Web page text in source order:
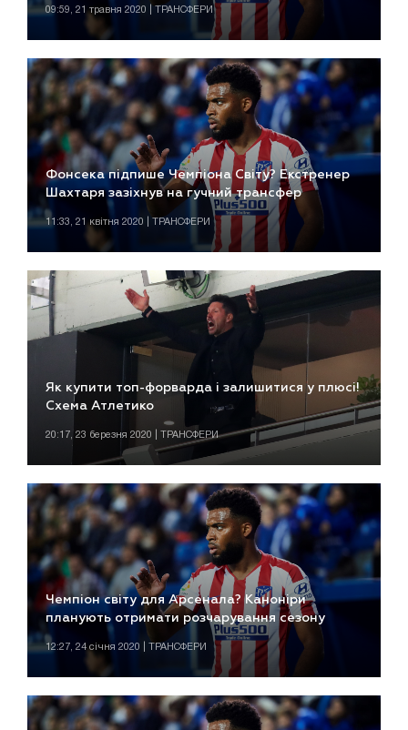
09:59, 21 травня 2020 | ТРАНСФЕРИ
Фонсека підпише Чемпіона Світу? Екстренер
Шахтаря зазіхнув на гучний трансфер
11:33, 21 квітня 2020 | ТРАНСФЕРИ
Як купити топ-форварда і залишитися у плюсі!
Схема Атлетико
20:17, 23 березня 2020 | ТРАНСФЕРИ
Чемпіон світу для Арсенала? Каноніри
планують отримати розчарування сезону
12:27, 24 січня 2020 | ТРАНСФЕРИ